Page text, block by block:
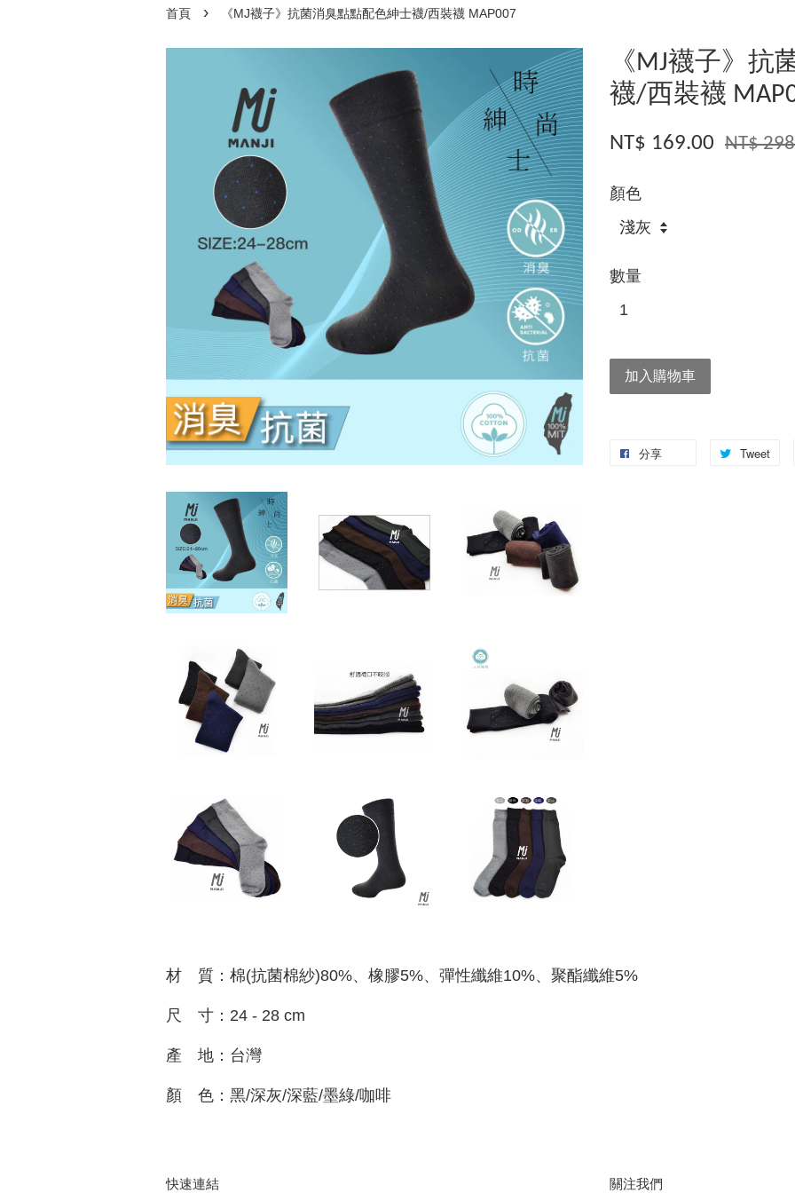
首頁 › 《MJ襪子》抗菌消臭點點配色紳士襪/西裝襪 MAP007
《MJ襪子》抗
襪/西裝襪
NT$ 169.00 NT$
顏色
數量
加入購物車
分享 Tweet
材 質：棉(抗菌棉紗)80%、橡膠5%、彈性纖維10%、聚酯纖維5%
尺 寸：24 - 28 cm
產 地：台灣
顏 色：黑/深灰/深藍/墨綠/咖啡
快速連結 關注我們